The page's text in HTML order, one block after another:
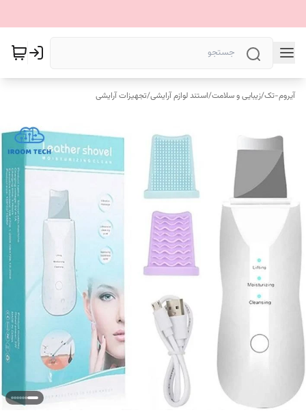
آیروم-تک/زیبایی و سلامت/استند لوازم آرایشی/تجهیزات آرایشی